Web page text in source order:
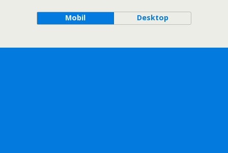
Mobil Desktop